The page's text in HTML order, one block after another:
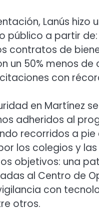
Lanús
público a partir
contratos de
un 50% menos
con
en Martínez
adheridos al
recorridos a
los colegios y
objetivos: una
al Centro de
con
otros.